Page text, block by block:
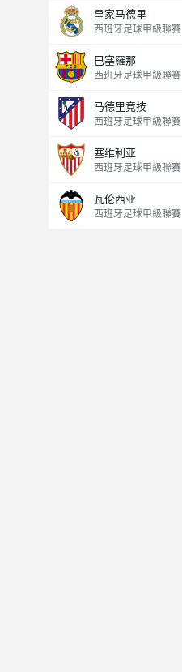
皇家马德里
西班牙足球甲級聯賽
巴塞羅那
西班牙足球甲級聯賽
马德里竞技
西班牙足球甲級聯賽
塞维利亚
西班牙足球甲級聯賽
瓦伦西亚
西班牙足球甲級聯賽